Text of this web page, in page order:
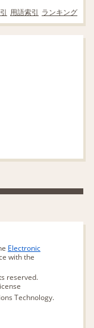
用語索引 ランキング
Electronic
with the
reserved.
Technology.